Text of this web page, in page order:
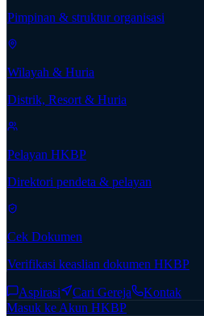
Pimpinan & struktur organisasi
Wilayah & Huria
Distrik, Resort & Huria
Pelayan HKBP
Direktori pendeta & pelayan
Cek Dokumen
Verifikasi keaslian dokumen HKBP
Aspirasi Cari Gereja
Kontak
Masuk ke Akun HKBP